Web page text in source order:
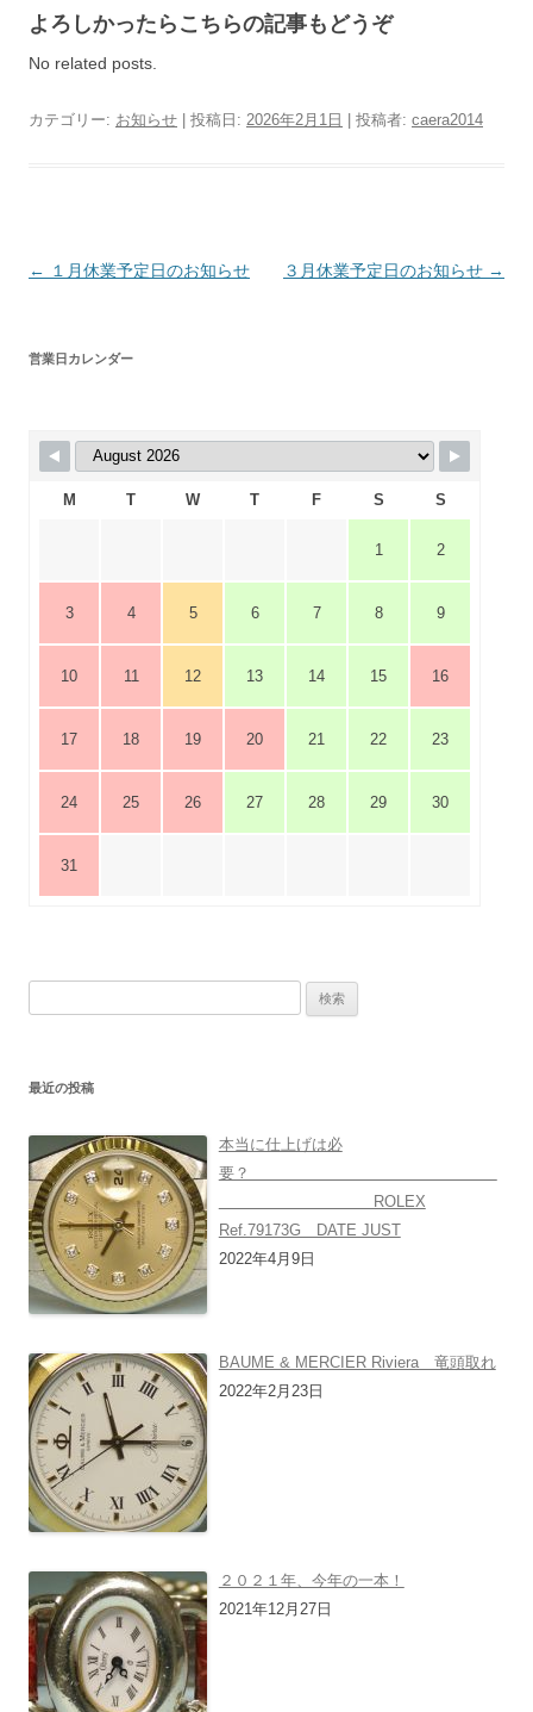
よろしかったらこちらの記事もどうぞ
No related posts.
カテゴリー: お知らせ | 投稿日: 2026年2月1日 投稿者: caera2014
投
ビ
ー
シ
← １月休業予定日のお知らせ ３月休業予定日のお知らせ →
営業日カレンダー
M T W T F S S
1 2
3 4 5 6 7 8 9
10 11 12 13 14 15 16
17 18 19 20 21 22 23
24 25 26 27 28 29 30
31
最近の投稿
本当に仕上げは必
要？
ROLEX
Ref.79173G DATE JUST
2022年4月9日
BAUME & MERCIER Riviera 竜頭取れ
2022年2月23日
２０２１年、今年の一本！
2021年12月27日